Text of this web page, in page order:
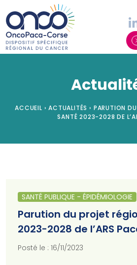
ACCUEIL › ACTUALITÉS › PARUTION
SANTÉ 2023-2028 DE
SANTÉ PUBLIQUE - ÉPIDÉMIOLOGIE
Parution du projet
2023-2028 de l’ARS
Posté le : 16/11/2023
Panneau de gestion des cookies